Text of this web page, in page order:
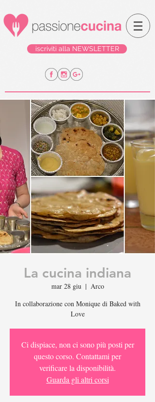
iscriviti alla NEWSLETTER
La cucina indiana
mar 28 giu
  |
Arco
In collaborazione con Monique di Baked with
Love
Ci dispiace, non ci sono più posti per
questo corso. Contattami per
verificare la disponibilità.
Guarda gli altri corsi